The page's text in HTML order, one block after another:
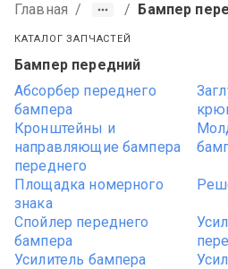
Главная / / Бампер
КАТАЛОГ ЗАПЧАСТЕЙ
Бампер передний
Абсорбер переднего
бампера
Кронштейны и
направляющие бампера
переднего
Площадка номерного
знака
Спойлер переднего
бампера
Усилитель бампера